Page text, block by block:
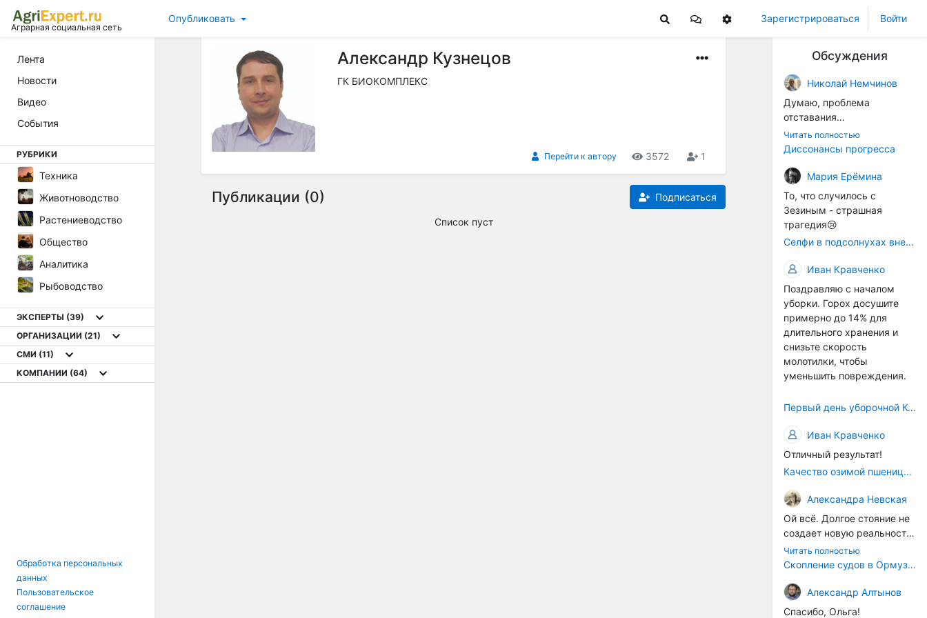
Аграрная социальная сеть
Опубликовать Зарегистрироваться Войти
Лента
Новости
Видео
События
РУБРИКИ
Техника
Животноводство
Растениеводство
Общество
Аналитика
Рыбоводство
ЭКСПЕРТЫ (39)
ОРГАНИЗАЦИИ (21)
СМИ (11)
КОМПАНИИ (64)
Обработка персональных
данных
Пользовательское
соглашение
Александр Кузнецов
ГК БИОКОМПЛЕКС
Перейти к автору 3572 1
Публикации (0) Подписаться
Список пуст
Обсуждения
Николай Немчинов
Думаю, проблема
отставания
технологичности
оборудования в
окажется связана с
кадрами. Их надо будет
все больше, чтобы
затыкать
образовывающиеся
технологические дыры. И
это в рамках
существующих реалий для
людей принимающих
решения как раз хорошо,
само село окажется при
деле, да и количество
задействованных в
сельхозпоризводстве
кадров таким образом
Читать полностью
Диссонансы прогресса
Мария Ерёмина
То, что случилось с
Зезиным - страшная
трагедия😢
Селфи в подсолнухах вне закона: За проникновение на сельхозземли без разрешения хотят штрафовать
Иван Кравченко
Поздравляю с началом
уборки. Горох досушите
примерно до 14% для
длительного хранения и
снизьте скорость
молотилки, чтобы
уменьшить повреждения.
Первый день уборочной Компании 2026🫡Считаю открытым.
Иван Кравченко
Отличный результат!
Качество озимой пшеницы 2026 год
Александра Невская
Ой всё. Долгое стояние не
создает новую реальность.
Морские организмы всегда
накапливаются на судах.
на чистку от тех самых
организмов. И год за
Читать полностью
Скопление судов в Ормузском проливе грозит катастрофическим распространением инвазивных видов
Александр Алтынов
Спасибо, Ольга!